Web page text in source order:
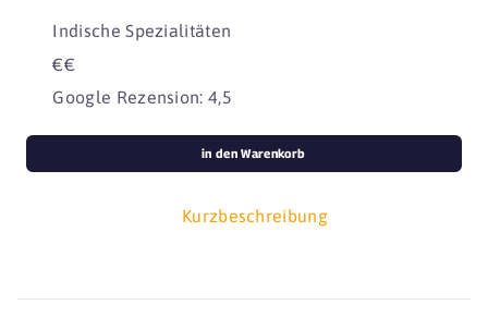
Indische Spezialitäten
€€
Google Rezension: 4,5
Kurzbeschreibung
in den Warenkorb